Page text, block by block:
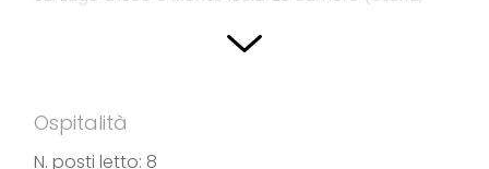
tutti i comfort, bagno privato ed esclusiva veranda
a bordo piscina.
Ospitalità
N. posti letto: 8